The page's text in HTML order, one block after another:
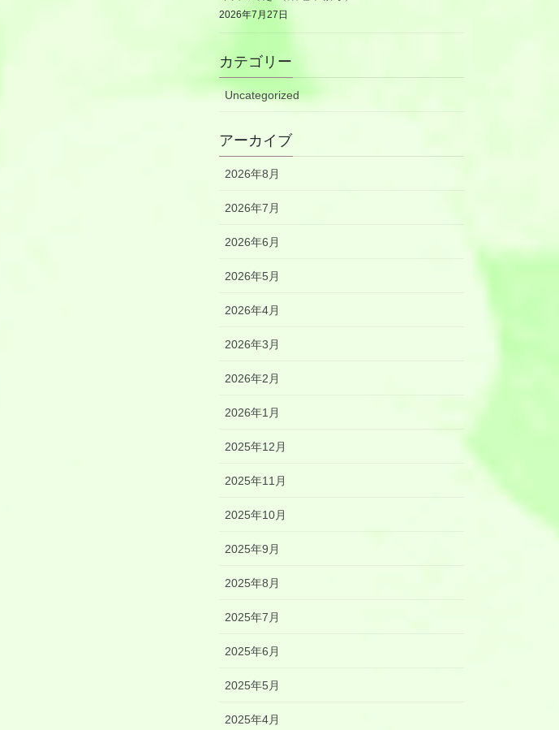
2026年7月27日
カテゴリー
Uncategorized
アーカイブ
2026年8月
2026年7月
2026年6月
2026年5月
2026年4月
2026年3月
2026年2月
2026年1月
2025年12月
2025年11月
2025年10月
2025年9月
2025年8月
2025年7月
2025年6月
2025年5月
2025年4月